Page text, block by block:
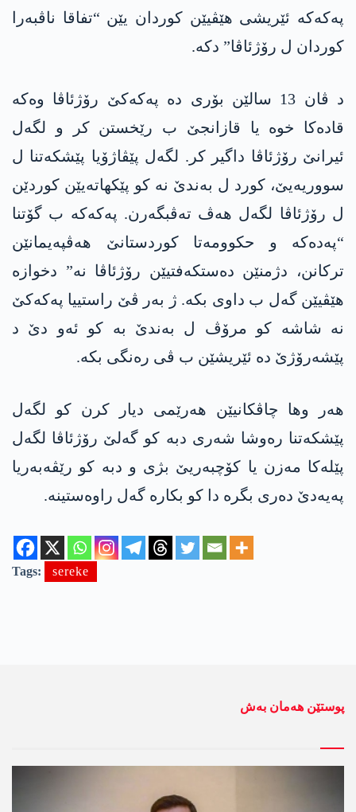
پەکەکە ئێریشی ھێڤیێن کوردان یێن “تفاقا ناڤبەرا
کوردان ل رۆژئاڤا” دکە.
د ڤان 13 سالێن بۆری دە پەکەکێ رۆژئاڤا وەکە
قادەکا خوە یا قازانجێ ب رێخستن کر و لگەل
ئیرانێ رۆژئاڤا داگیر کر. لگەل پێڤاژۆیا پێشکەتنا ل
سووریەیێ، کورد ل بەندێ نە کو پێکھاتەیێن کوردێن
ل رۆژئاڤا لگەل ھەڤ تەڤبگەرن. پەکەکە ب گۆتنا
“پەدەکە و حکوومەتا کوردستانێ هەڤپەیمانێن
ترکانن، دژمنێن دەستکەفتیێن رۆژئاڤا نە” دخوازە
ھێڤیێن گەل ب داوی بکە. ژ بەر ڤێ راستییا پەکەکێ
نە شاشە کو مرۆڤ ل بەندێ بە کو ئەو دێ د
پێشەرۆژێ دە ئێریشێن ب ڤی رەنگی بکە.
ھەر وھا چاڤکانیێن ھەرێمی دیار کرن کو لگەل
پێشکەتنا رەوشا شەری دبە کو گەلێ رۆژئاڤا لگەل
پێلەکا مەزن یا کۆچبەریێ بژی و دبە کو رێڤەبەریا
پەیەدێ دەری بگرە دا کو بکارە گەل راوەستینە.
Tags: sereke
پوستێن ھەمان بەش